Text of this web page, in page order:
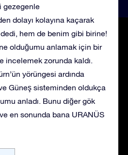
gezegenle
dolayı kolayına kaçarak
dedi, hem de benim gibi birine!
olduğumu anlamak için bir
incelemek zorunda kaldı.
yörüngesi ardında
Güneş sisteminden oldukça
anladı. Bunu diğer gök
en sonunda bana URANÜS